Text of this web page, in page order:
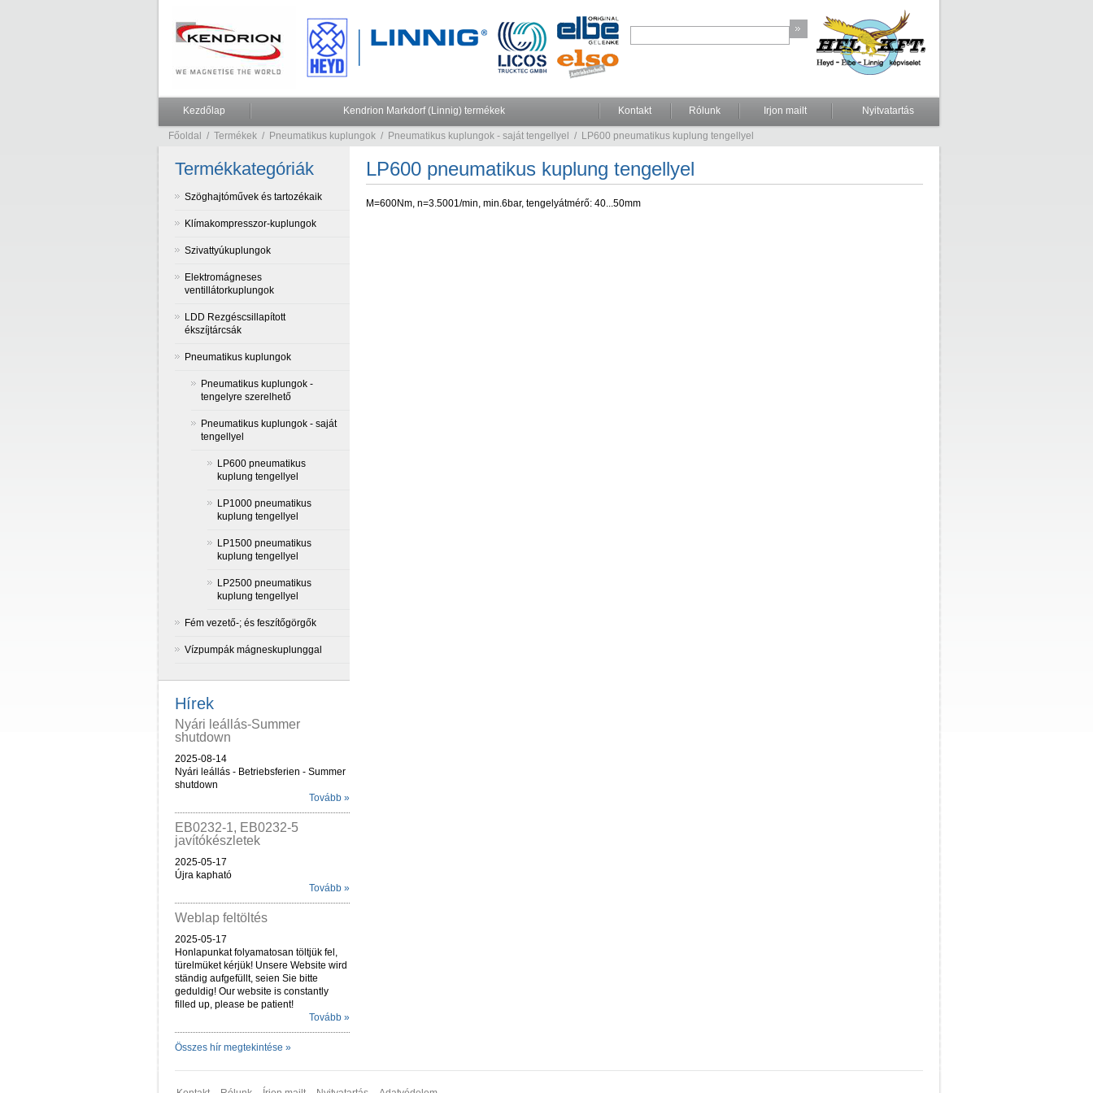
Kezdőlap Kendrion Markdorf (Linnig) termékek Kontakt Rólunk Irjon mailt Nyitvatartás
Főoldal / Termékek / Pneumatikus kuplungok / Pneumatikus kuplungok - saját tengellyel / LP600 pneumatikus kuplung tengellyel
Termékkategóriák
Szöghajtóművek és tartozékaik
Klímakompresszor-kuplungok
Szivattyúkuplungok
Elektromágneses
ventillátorkuplungok
LDD Rezgéscsillapított
ékszíjtárcsák
Pneumatikus kuplungok
Pneumatikus kuplungok -
tengelyre szerelhető
Pneumatikus kuplungok - saját
tengellyel
LP600 pneumatikus
kuplung tengellyel
LP1000 pneumatikus
kuplung tengellyel
LP1500 pneumatikus
kuplung tengellyel
LP2500 pneumatikus
kuplung tengellyel
Fém vezető-; és feszítőgörgők
Vízpumpák mágneskuplunggal
Hírek
Nyári leállás-Summer
shutdown
2025-08-14
Nyári leállás - Betriebsferien - Summer
shutdown
Tovább »
EB0232-1, EB0232-5
javítókészletek
2025-05-17
Újra kapható
Tovább »
Weblap feltöltés
2025-05-17
Honlapunkat folyamatosan töltjük fel,
türelmüket kérjük! Unsere Website wird
ständig aufgefüllt, seien Sie bitte
geduldig! Our website is constantly
filled up, please be patient!
Tovább »
Összes hír megtekintése »
LP600 pneumatikus kuplung tengellyel
M=600Nm, n=3.5001/min, min.6bar, tengelyátmérő: 40...50mm